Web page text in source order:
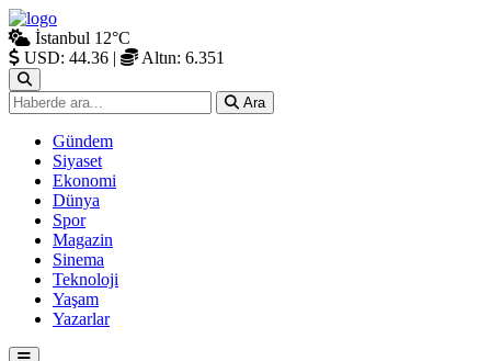
İstanbul 12°C
USD: 44.36 | Altın: 6.351
Ara
Gündem
Siyaset
Ekonomi
Dünya
Spor
Magazin
Sinema
Teknoloji
Yaşam
Yazarlar